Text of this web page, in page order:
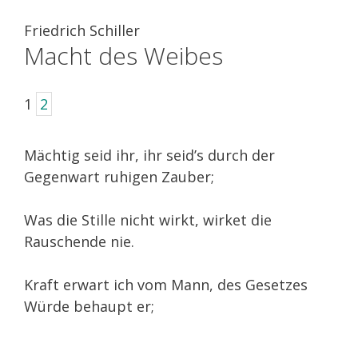
Friedrich Schiller
Macht des Weibes
1 2
Mächtig seid ihr, ihr seid’s durch der
Gegenwart ruhigen Zauber;
Was die Stille nicht wirkt, wirket die
Rauschende nie.
Kraft erwart ich vom Mann, des Gesetzes
Würde behaupt er;